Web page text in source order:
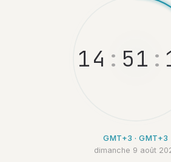
14 : 51 :
GMT+3 · GMT+3
dimanche 9 août